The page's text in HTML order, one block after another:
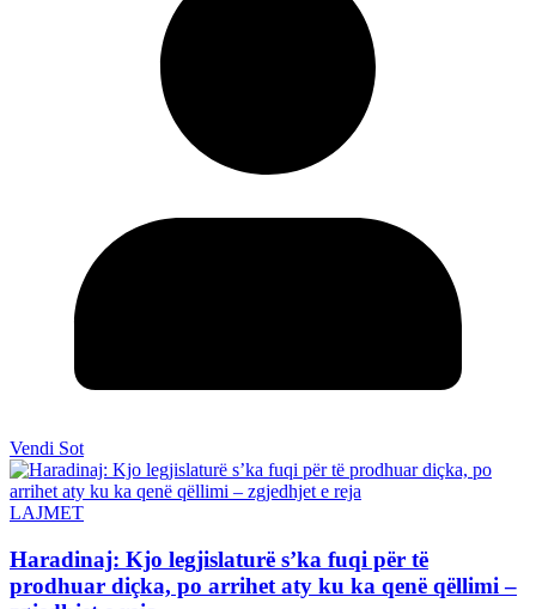
Vendi Sot
LAJMET
Haradinaj: Kjo legjislaturë s’ka fuqi për të
prodhuar diçka, po arrihet aty ku ka qenë qëllimi –